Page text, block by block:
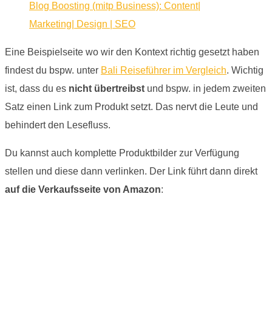
Blog Boosting (mitp Business): Content|
Marketing| Design | SEO
Eine Beispielseite wo wir den Kontext richtig gesetzt haben
findest du bspw. unter Bali Reiseführer im Vergleich. Wichtig
ist, dass du es nicht übertreibst und bspw. in jedem zweiten
Satz einen Link zum Produkt setzt. Das nervt die Leute und
behindert den Lesefluss.
Du kannst auch komplette Produktbilder zur Verfügung
stellen und diese dann verlinken. Der Link führt dann direkt
auf die Verkaufsseite von Amazon: